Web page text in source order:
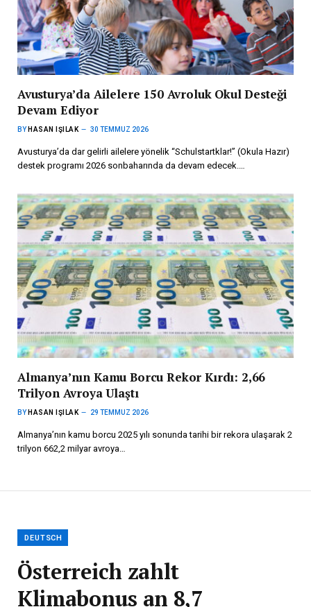
Avusturya’da Ailelere 150 Avroluk Okul Desteği
Devam Ediyor
BY HASAN IŞILAK 30 TEMMUZ 2026
Avusturya’da dar gelirli ailelere yönelik “Schulstartklar!” (Okula Hazır)
destek programı 2026 sonbaharında da devam edecek.…
Almanya’nın Kamu Borcu Rekor Kırdı: 2,66
Trilyon Avroya Ulaştı
BY HASAN IŞILAK 29 TEMMUZ 2026
Almanya’nın kamu borcu 2025 yılı sonunda tarihi bir rekora ulaşarak 2
trilyon 662,2 milyar avroya…
DEUTSCH
Österreich zahlt
Klimabonus an 8,7